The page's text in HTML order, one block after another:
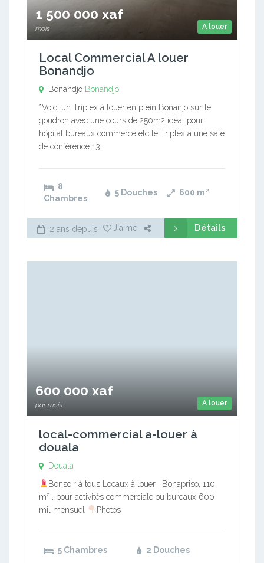
A louer
1 500 000 xaf
mois
Local Commercial A louer
Bonandjo
Bonandjo Bonandjo
*Voici un Triplex à louer en plein Bonanjo sur le
goudron avec une cours de 250m2 idéal pour
hôpital bureaux commerce etc le Triplex a une sale
de conférence 13…
8
Chambres
5 Douches 600 m²
2 ans depuis J'aime Détails
A louer
600 000 xaf
par mois
local-commercial a-louer à
douala
Douala
Bonsoir à tous Locaux à louer , Bonapriso, 110
m² , pour activités commerciale ou bureaux 600
mil mensuel
Photos
5 Chambres 2 Douches